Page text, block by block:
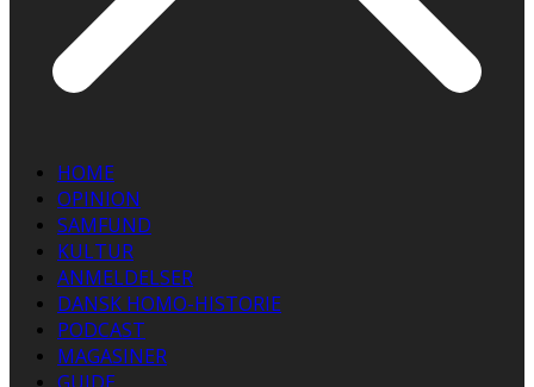
HOME
OPINION
SAMFUND
KULTUR
ANMELDELSER
DANSK HOMO-HISTORIE
PODCAST
MAGASINER